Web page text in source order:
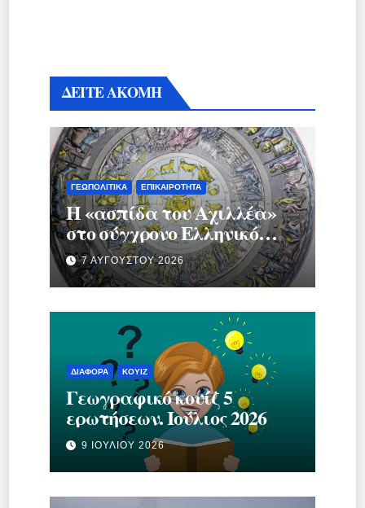
ΔΕΙΤΕ ΑΚΟΜΗ
ΓΕΩΠΟΛΙΤΙΚΆ ΕΠΙΚΑΙΡΌΤΗΤΑ
Η «ασπίδα του Αχιλλέα»
στο σύγχρονο Ελληνικό
κράτος.
7 ΑΥΓΟΎΣΤΟΥ 2026
ΔΙΆΦΟΡΑ ΚΟΥΊΖ
Γεωγραφικό κουίζ 5
ερωτήσεων. Ιούλιος 2026
9 ΙΟΥΛΊΟΥ 2026